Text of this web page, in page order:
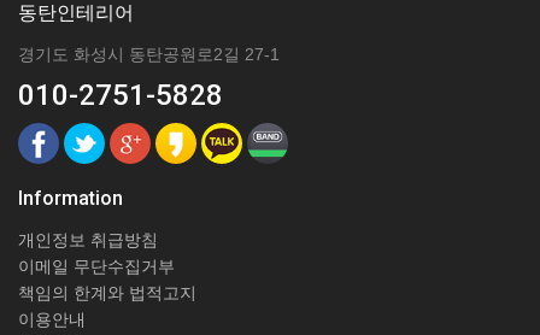
동탄인테리어
경기도 화성시 동탄공원로2길 27-1
010-2751-5828
Information
개인정보 취급방침
이메일 무단수집거부
책임의 한계와 법적고지
이용안내